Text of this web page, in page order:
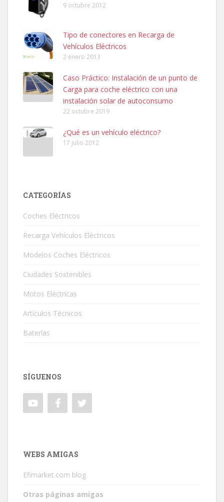
9 octubre 2012
Tipo de conectores en Recarga de
Vehículos Eléctricos
2 enero 2013
Caso Práctico: Instalación de un punto de
Carga para coche eléctrico con una
instalación solar de autoconsumo
22 octubre 2019
¿Qué es un vehículo eléctrico?
17 julio 2012
CATEGORÍAS
Coches Eléctricos
Recarga Vehículos Eléctricos
Modelos Coches Eléctricos
Ciudades Sostenibles
Motos Eléctricas
Artículos Técnicos
Baterías
SÍGUENOS
WEBS AMIGAS
Efimarket.com blog
Otras páginas amigas